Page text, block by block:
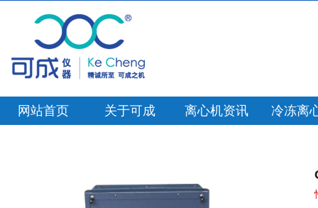
网站首页 关于可成 离心机资讯 冷冻离